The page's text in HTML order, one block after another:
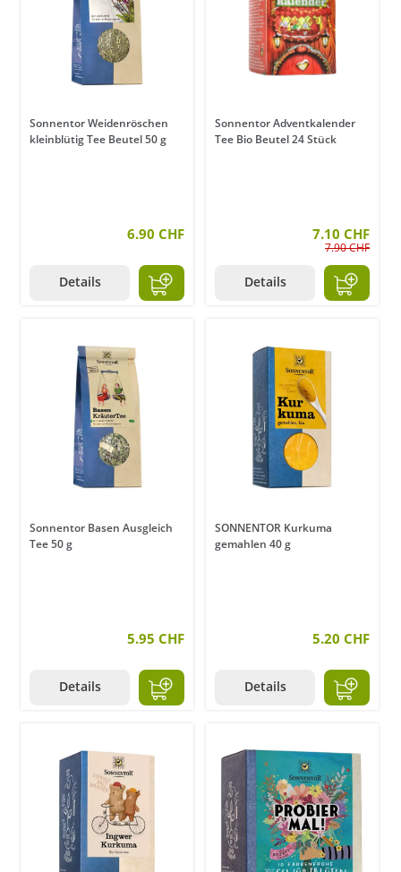
Sonnentor Weidenröschen
kleinblütig Tee Beutel 50 g
6.90 CHF
Details
Sonnentor Adventkalender
Tee Bio Beutel 24 Stück
7.10 CHF
7.90 CHF
Details
Sonnentor Basen Ausgleich
Tee 50 g
5.95 CHF
Details
SONNENTOR Kurkuma
gemahlen 40 g
5.20 CHF
Details